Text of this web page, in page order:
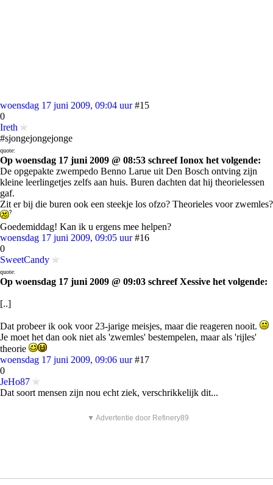
woensdag 17 juni 2009, 09:04 uur #15
0
Ireth
#sjongejongejonge
quote:
Op woensdag 17 juni 2009 @ 08:53 schreef Ionox het volgende:
De opgepakte zwempedo Benno Larue uit Den Bosch ontving zijn
kleine leerlingetjes zelfs aan huis. Buren dachten dat hij theorielessen
gaf.
Zit er bij die buren ook een steekje los ofzo? Theorieles voor zwemles?
Goedemiddag! Kan ik u ergens mee helpen?
woensdag 17 juni 2009, 09:05 uur #16
0
SweetCandy
quote:
Op woensdag 17 juni 2009 @ 09:03 schreef Xessive het volgende:
[..]
Dat probeer ik ook voor 23-jarige meisjes, maar die reageren nooit.
Je moet het dan ook niet als 'zwemles' bestempelen, maar als 'rijles'
theorie
woensdag 17 juni 2009, 09:06 uur #17
0
JeHo87
Dat soort mensen zijn nou echt ziek, verschrikkelijk dit...
▼ Advertentie door Refinery89